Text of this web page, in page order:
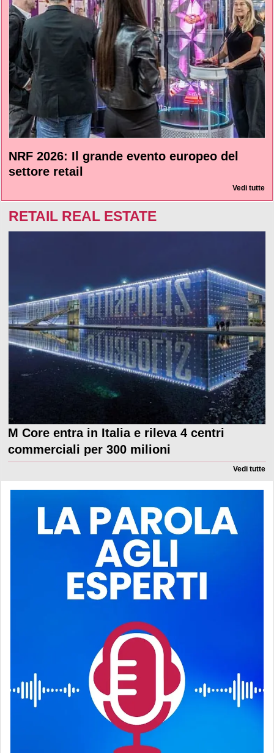
NRF 2026: Il grande evento europeo del
settore retail
Vedi tutte
RETAIL REAL ESTATE
M Core entra in Italia e rileva 4 centri
commerciali per 300 milioni
Vedi tutte